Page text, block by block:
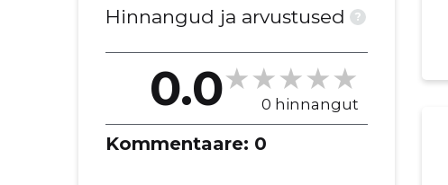
Hinnangud ja arvustused ?
0.0 0 hinnangut
Kommentaare: 0